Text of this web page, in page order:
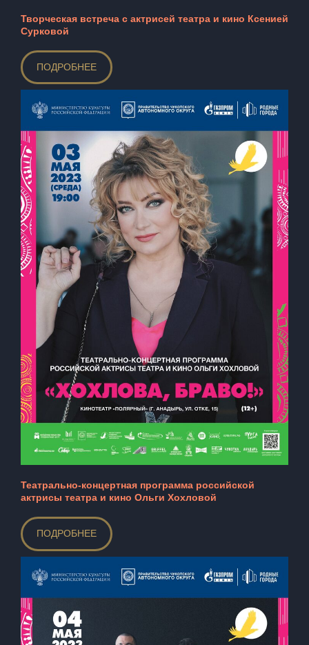
Творческая встреча с актрисей театра и кино Ксенией
Сурковой
ПОДРОБНЕЕ
Театрально-концертная программа российской
актрисы театра и кино Ольги Хохловой
ПОДРОБНЕЕ